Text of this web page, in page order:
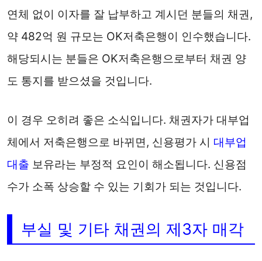
연체 없이 이자를 잘 납부하고 계시던 분들의 채권,
약 482억 원 규모는 OK저축은행이 인수했습니다.
해당되시는 분들은 OK저축은행으로부터 채권 양
도 통지를 받으셨을 것입니다.
이 경우 오히려 좋은 소식입니다. 채권자가 대부업
체에서 저축은행으로 바뀌면, 신용평가 시 대부업
대출 보유라는 부정적 요인이 해소됩니다. 신용점
수가 소폭 상승할 수 있는 기회가 되는 것입니다.
부실 및 기타 채권의 제3자 매각